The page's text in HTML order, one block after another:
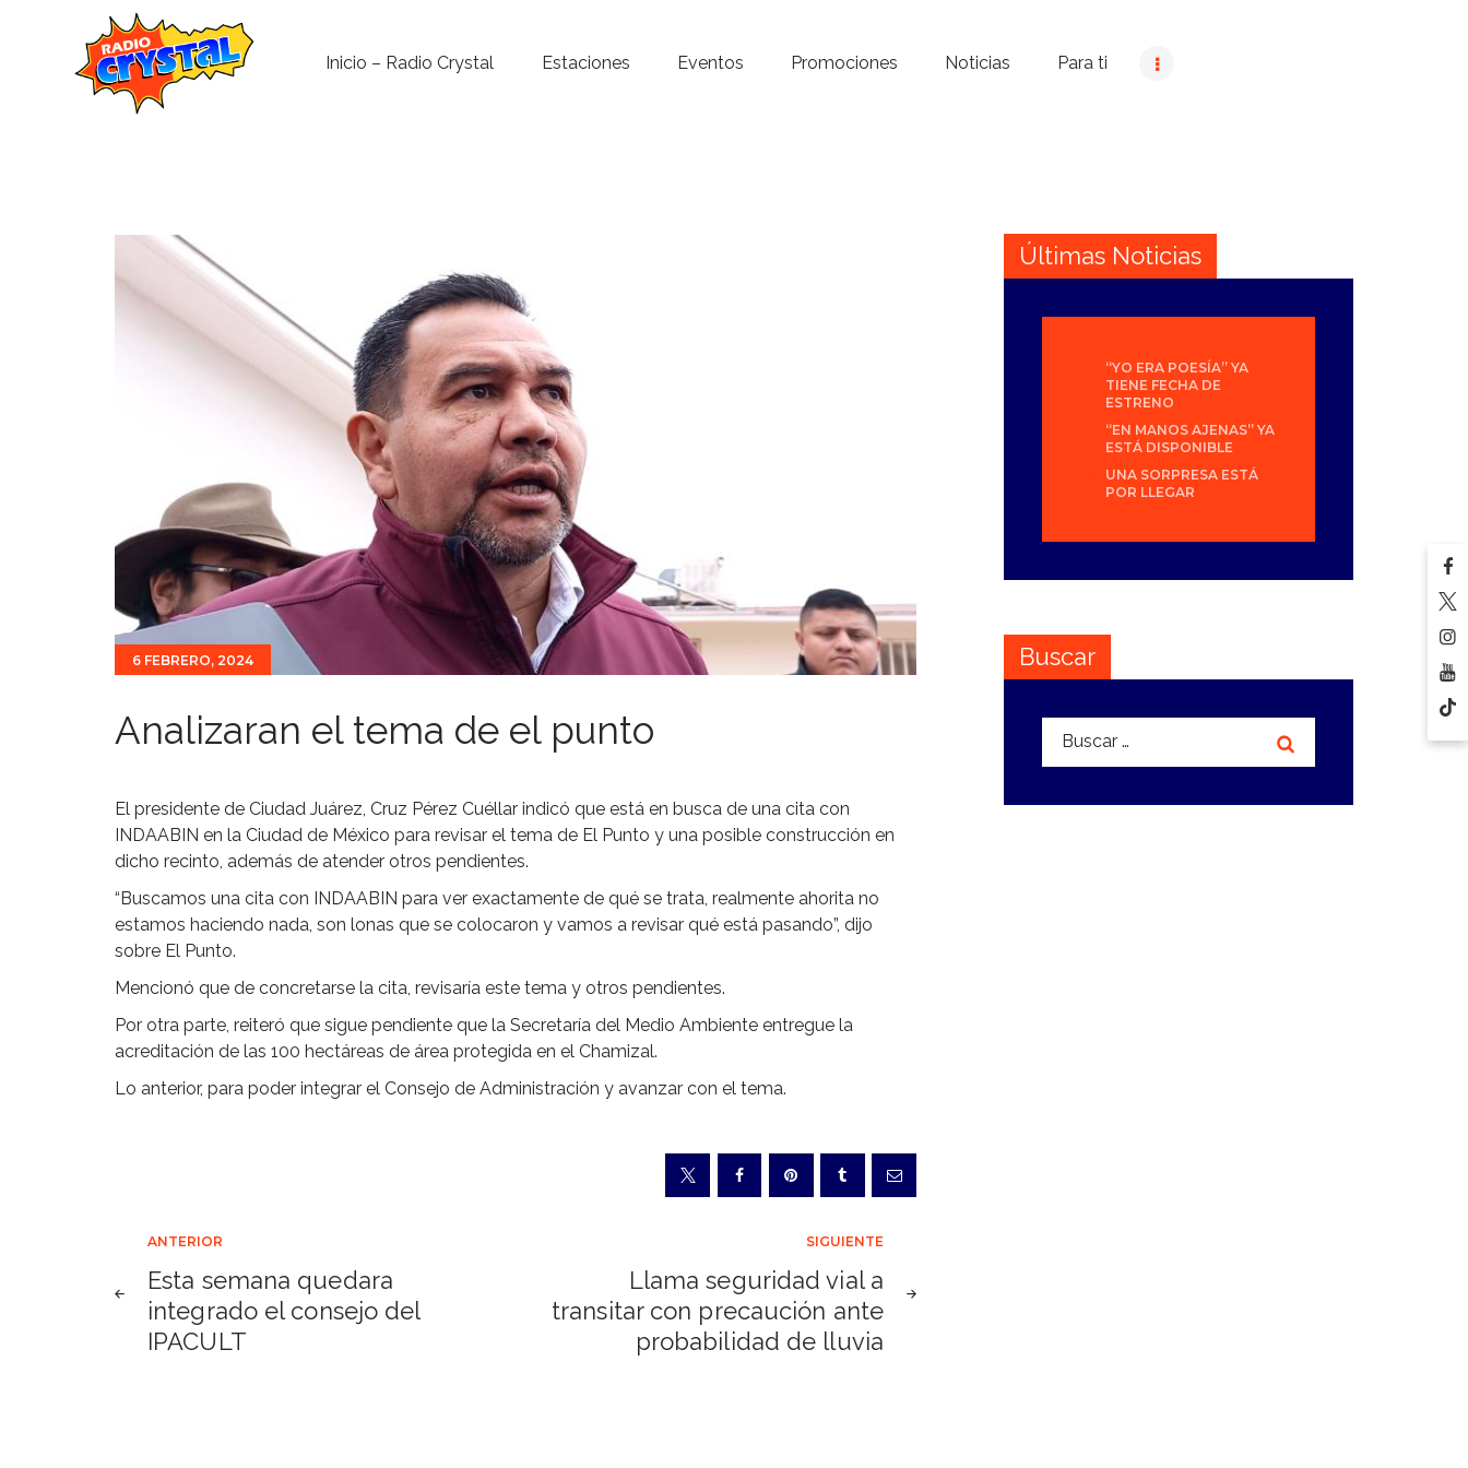
Inicio – Radio Crystal Estaciones Eventos Promociones Noticias Para ti
Noticias
Para ti
Contacto
6 FEBRERO, 2024
Analizaran el tema de el punto
El presidente de Ciudad Juárez, Cruz Pérez Cuéllar indicó que está en busca de una cita con
INDAABIN en la Ciudad de México para revisar el tema de El Punto y una posible construcción en
dicho recinto, además de atender otros pendientes.
“Buscamos una cita con INDAABIN para ver exactamente de qué se trata, realmente ahorita no
estamos haciendo nada, son lonas que se colocaron y vamos a revisar qué está pasando”, dijo
sobre El Punto.
Mencionó que de concretarse la cita, revisaría este tema y otros pendientes.
Por otra parte, reiteró que sigue pendiente que la Secretaría del Medio Ambiente entregue la
acreditación de las 100 hectáreas de área protegida en el Chamizal.
Lo anterior, para poder integrar el Consejo de Administración y avanzar con el tema.
Navegación
de
entradas
ANTERIOR
Esta semana quedara
integrado el consejo del
IPACULT
SIGUIENTE
Llama seguridad vial a
transitar con precaución ante
probabilidad de lluvia
Últimas Noticias
“YO ERA POESÍA” YA
TIENE FECHA DE
ESTRENO
“EN MANOS AJENAS” YA
ESTÁ DISPONIBLE
UNA SORPRESA ESTÁ
POR LLEGAR
Buscar
Buscar: